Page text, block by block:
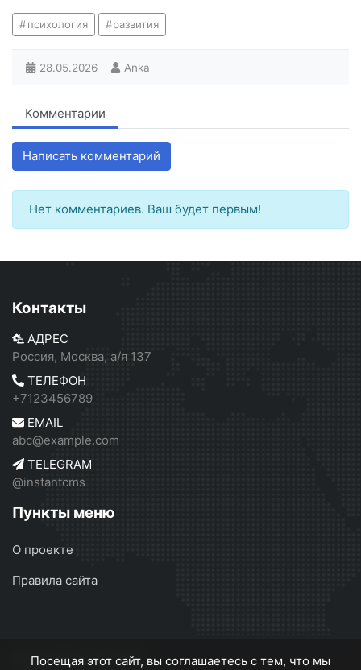
психология развития
28.05.2026 Anka
Комментарии
Написать комментарий
Нет комментариев. Ваш будет первым!
Контакты
АДРЕС
Россия, Москва, а/я 137
ТЕЛЕФОН
+7123456789
EMAIL
abc@example.com
TELEGRAM
@instantcms
Пункты меню
О проекте
Правила сайта
InstantCMS 2 © 2026
Посещая этот сайт, вы соглашаетесь с тем, что мы